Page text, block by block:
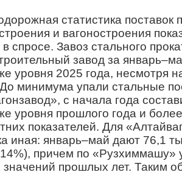
статистика поставок
и вагоностроения
спросе. Завоз стального
завод за
уровня 2025 года, несмотря
минимума упали стальные
с начала года
уровня прошлого года и
показателей. Для
иная: январь–май дают 76,1
причем по
значений прошлых лет. Таким